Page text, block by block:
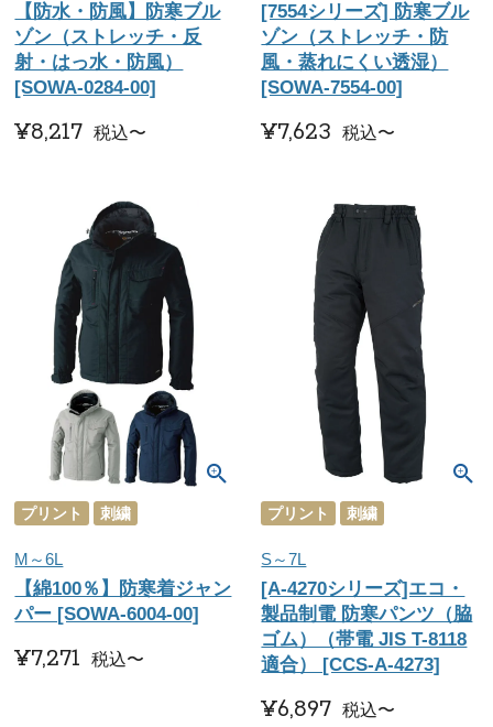
【防水・防風】防寒ブル
ゾン（ストレッチ・反
射・はっ水・防風）
[SOWA-0284-00]
¥8,217 税込〜
[7554シリーズ] 防寒ブル
ゾン（ストレッチ・防
風・蒸れにくい透湿）
[SOWA-7554-00]
¥7,623 税込〜
プリント 刺繍
M～6L
【綿100％】防寒着ジャン
パー [SOWA-6004-00]
¥7,271 税込〜
プリント 刺繍
S～7L
[A-4270シリーズ]エコ・
製品制電 防寒パンツ（脇
ゴム）（帯電 JIS T-8118
適合） [CCS-A-4273]
¥6,897 税込〜